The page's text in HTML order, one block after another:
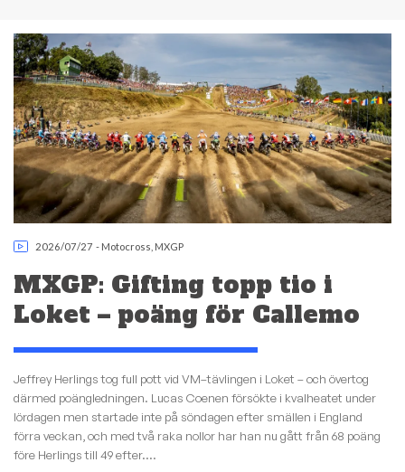
2026/07/27 - Motocross MXGP
MXGP: Gifting topp tio i
Loket – poäng för Callemo
Jeffrey Herlings tog full pott vid VM–tävlingen i Loket – och övertog
därmed poängledningen. Lucas Coenen försökte i kvalheatet under
lördagen men startade inte på söndagen efter smällen i England
förra veckan, och med två raka nollor har han nu gått från 68 poäng
före Herlings till 49 efter....